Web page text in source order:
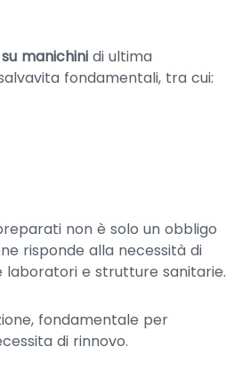
manichini di ultima
fondamentali, tra cui:
non è solo un obbligo
risponde alla necessità di
e strutture sanitarie.
fondamentale per
di rinnovo.